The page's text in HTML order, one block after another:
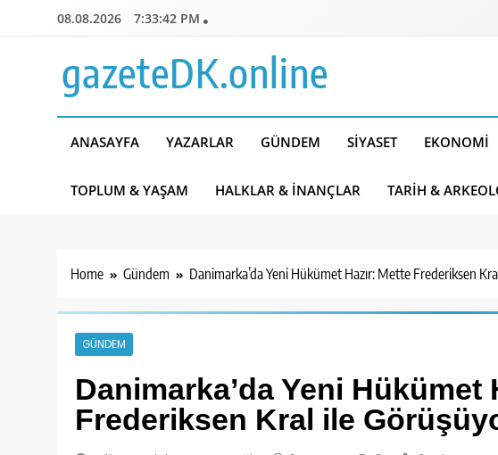
08.08.2026 7:33:43 PM
gazeteDK.online
ANASAYFA YAZARLAR GÜNDEM SIYASET EKONOMI
TOPLUM & YAŞAM HALKLAR & İNANÇLAR TARIH &
Home Gündem Danimarka’da Yeni Hükümet Hazır: Mette Frederiksen
GÜNDEM
Danimarka’da Yeni Hükümet
Frederiksen Kral ile